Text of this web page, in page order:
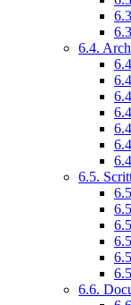
6.4.
6.5.
6.6.